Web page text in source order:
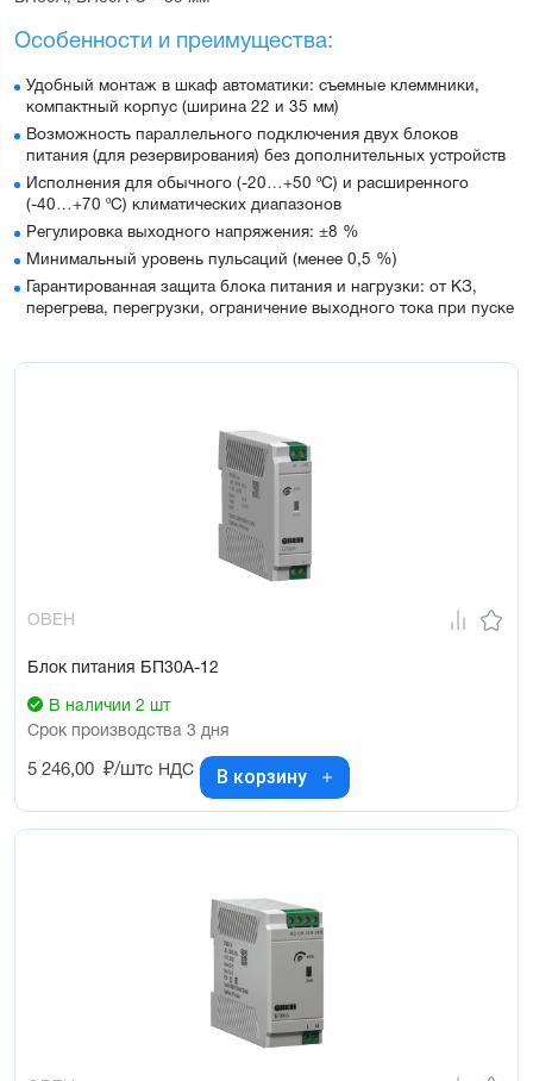
Особенности и преимущества:
Удобный монтаж в шкаф автоматики: съемные клеммники,
компактный корпус (ширина 22 и 35 мм)
Возможность параллельного подключения двух блоков
питания (для резервирования) без дополнительных устройств
Исполнения для обычного (-20…+50 ºС) и расширенного
(-40…+70 ºС) климатических диапазонов
Регулировка выходного напряжения: ±8 %
Минимальный уровень пульсаций (менее 0,5 %)
Гарантированная защита блока питания и нагрузки: от КЗ,
перегрева, перегрузки, ограничение выходного тока при пуске
ОВЕН
Блок питания БП30А-12
В наличии 2 шт
Срок производства 3 дня
5 246,00 ₽/штс НДС В корзину